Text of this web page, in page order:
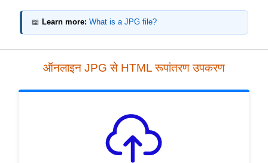
📖 Learn more: What is a JPG file?
ऑनलाइन JPG से HTML रूपांतरण उपकरण